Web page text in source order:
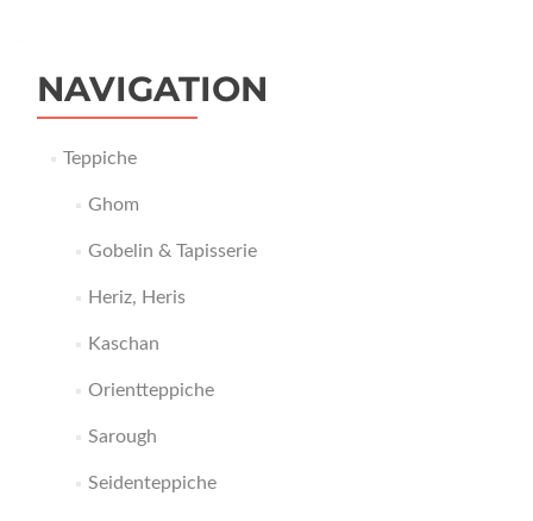
NAVIGATION
Teppiche
Ghom
Gobelin & Tapisserie
Heriz, Heris
Kaschan
Orientteppiche
Sarough
Seidenteppiche